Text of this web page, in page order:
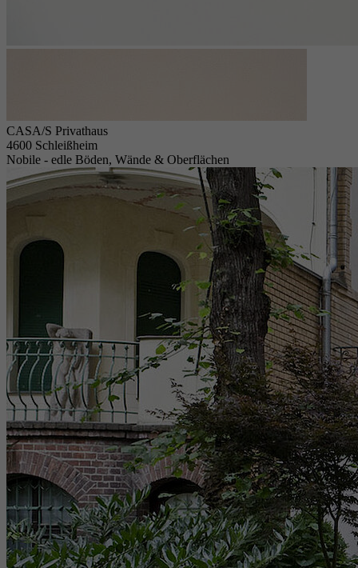
CASA/S Privathaus
4600 Schleißheim
Nobile - edle Böden, Wände & Oberflächen